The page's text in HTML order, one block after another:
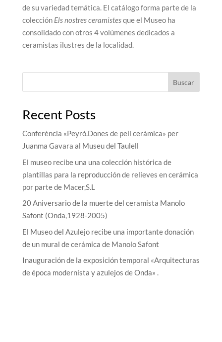
de su variedad temática. El catálogo forma parte de la
colección Els nostres ceramistesque el Museo ha
consolidado con otros 4 volúmenes dedicados a
ceramistas ilustres de la localidad.
Buscar
Recent Posts
Conferència «Peyró.Dones de pell ceràmica» per
Juanma Gavara al Museu del Taulell
El museo recibe una una colección histórica de
plantillas para la reproducción de relieves en cerámica
por parte de Macer,S.L
20 Aniversario de la muerte del ceramista Manolo
Safont (Onda,1928-2005)
El Museo del Azulejo recibe una importante donación
de un mural de cerámica de Manolo Safont
Inauguración de la exposición temporal «Arquitecturas
de época modernista y azulejos de Onda» .